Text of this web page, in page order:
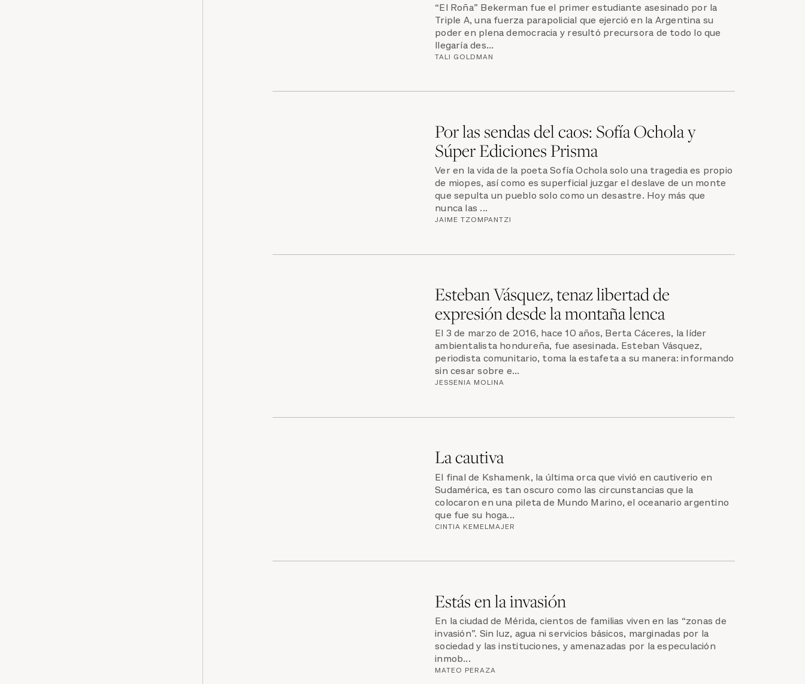
“El Roña” Bekerman fue el primer estudiante asesinado por la
Triple A, una fuerza parapolicial que ejerció en la Argentina su
poder en plena democracia y resultó precursora de todo lo que
llegaría des...
TALI GOLDMAN
Por las sendas del caos: Sofía Ochola y
Súper Ediciones Prisma
Ver en la vida de la poeta Sofía Ochola solo una tragedia es propio
de miopes, así como es superficial juzgar el deslave de un monte
que sepulta un pueblo solo como un desastre. Hoy más que
nunca las ...
JAIME TZOMPANTZI
Esteban Vásquez, tenaz libertad de
expresión desde la montaña lenca
El 3 de marzo de 2016, hace 10 años, Berta Cáceres, la líder
ambientalista hondureña, fue asesinada. Esteban Vásquez,
periodista comunitario, toma la estafeta a su manera: informando
sin cesar sobre e...
JESSENIA MOLINA
La cautiva
El final de Kshamenk, la última orca que vivió en cautiverio en
Sudamérica, es tan oscuro como las circunstancias que la
colocaron en una pileta de Mundo Marino, el oceanario argentino
que fue su hoga...
CINTIA KEMELMAJER
Estás en la invasión
En la ciudad de Mérida, cientos de familias viven en las “zonas de
invasión”. Sin luz, agua ni servicios básicos, marginadas por la
sociedad y las instituciones, y amenazadas por la especulación
inmob...
MATEO PERAZA